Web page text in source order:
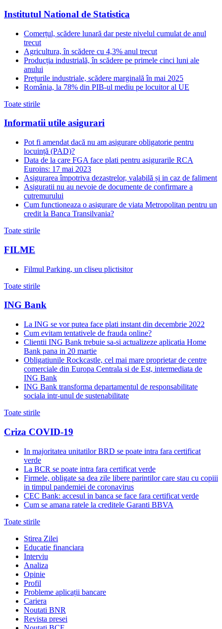
Institutul National de Statistica
Comerțul, scădere lunară dar peste nivelul cumulat de anul
trecut
Agricultura, în scădere cu 4,3% anul trecut
Producția industrială, în scădere pe primele cinci luni ale
anului
Prețurile industriale, scădere marginală în mai 2025
România, la 78% din PIB-ul mediu pe locuitor al UE
Toate stirile
Informatii utile asigurari
Pot fi amendat dacă nu am asigurare obligatorie pentru
locuință (PAD)?
Data de la care FGA face plati pentru asigurarile RCA
Euroins: 17 mai 2023
Asigurarea împotriva dezastrelor, valabilă și in caz de faliment
Asiguratii nu au nevoie de documente de confirmare a
cutremurului
Cum functioneaza o asigurare de viata Metropolitan pentru un
credit la Banca Transilvania?
Toate stirile
FILME
Filmul Parking, un cliseu plictisitor
Toate stirile
ING Bank
La ING se vor putea face plati instant din decembrie 2022
Cum evitam tentativele de frauda online?
Clientii ING Bank trebuie sa-si actualizeze aplicatia Home
Bank pana in 20 martie
Obligatiunile Rockcastle, cel mai mare proprietar de centre
comerciale din Europa Centrala si de Est, intermediata de
ING Bank
ING Bank transforma departamentul de responsabilitate
sociala intr-unul de sustenabilitate
Toate stirile
Criza COVID-19
In majoritatea unitatilor BRD se poate intra fara certificat
verde
La BCR se poate intra fara certificat verde
Firmele, obligate sa dea zile libere parintilor care stau cu copiii
in timpul pandemiei de coronavirus
CEC Bank: accesul in banca se face fara certificat verde
Cum se amana ratele la creditele Garanti BBVA
Toate stirile
Stirea Zilei
Educatie financiara
Interviu
Analiza
Opinie
Profil
Probleme aplicații bancare
Cariera
Noutati BNR
Revista presei